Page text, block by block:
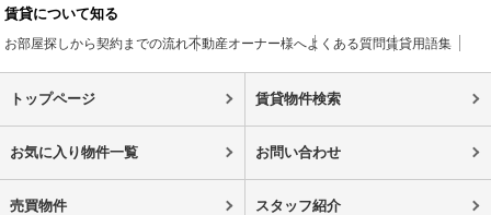
賃貸について知る
お部屋探しから契約までの流れ不動産オーナー様へよくある質問賃貸用語集
トップページ 賃貸物件検索
お気に入り物件一覧 お問い合わせ
売買物件 スタッフ紹介